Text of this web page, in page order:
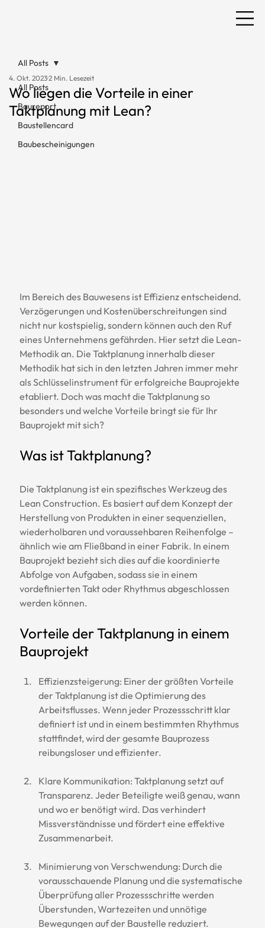
All Posts
Baureport
Baustellencard
Baubescheinigungen
All Posts
Wo liegen die Vorteile in einer
Taktplanung mit Lean?
4. Okt. 20232 Min. Lesezeit
Im Bereich des Bauwesens ist Effizienz entscheidend.
Verzögerungen und Kostenüberschreitungen sind
nicht nur kostspielig, sondern können auch den Ruf
eines Unternehmens gefährden. Hier setzt die Lean-
Methodik an. Die Taktplanung innerhalb dieser
Methodik hat sich in den letzten Jahren immer mehr
als Schlüsselinstrument für erfolgreiche Bauprojekte
etabliert. Doch was macht die Taktplanung so
besonders und welche Vorteile bringt sie für Ihr
Bauprojekt mit sich?
Was ist Taktplanung?
Die Taktplanung ist ein spezifisches Werkzeug des
Lean Construction. Es basiert auf dem Konzept der
Herstellung von Produkten in einer sequenziellen,
wiederholbaren und voraussehbaren Reihenfolge –
ähnlich wie am Fließband in einer Fabrik. In einem
Bauprojekt bezieht sich dies auf die koordinierte
Abfolge von Aufgaben, sodass sie in einem
vordefinierten Takt oder Rhythmus abgeschlossen
werden können.
Vorteile der Taktplanung in einem
Bauprojekt
Effizienzsteigerung: Einer der größten Vorteile
der Taktplanung ist die Optimierung des
Arbeitsflusses. Wenn jeder Prozessschritt klar
definiert ist und in einem bestimmten Rhythmus
stattfindet, wird der gesamte Bauprozess
reibungsloser und effizienter.
Klare Kommunikation: Taktplanung setzt auf
Transparenz. Jeder Beteiligte weiß genau, wann
und wo er benötigt wird. Das verhindert
Missverständnisse und fördert eine effektive
Zusammenarbeit.
Minimierung von Verschwendung: Durch die
vorausschauende Planung und die systematische
Überprüfung aller Prozessschritte werden
Überstunden, Wartezeiten und unnötige
Bewegungen auf der Baustelle reduziert.